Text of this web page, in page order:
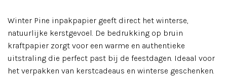
Winter Pine inpakpapier geeft direct het winterse,
natuurlijke kerstgevoel. De bedrukking op bruin
kraftpapier zorgt voor een warme en authentieke
uitstraling die perfect past bij de feestdagen. Ideaal voor
het verpakken van kerstcadeaus en winterse geschenken.